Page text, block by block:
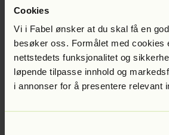
Cookies
Vi i Fabel ønsker at du skal få en
besøker oss. Formålet med cookies
nettstedets funksjonalitet og
løpende tilpasse innhold og
i annonser for å presentere relevant